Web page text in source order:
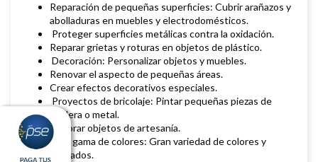
Reparación de pequeñas superficies: Cubrir arañazos y
abolladuras en muebles y electrodomésticos.
Proteger superficies metálicas contra la oxidación.
Reparar grietas y roturas en objetos de plástico.
Decoración: Personalizar objetos y muebles.
Renovar el aspecto de pequeñas áreas.
Crear efectos decorativos especiales.
Proyectos de bricolaje: Pintar pequeñas piezas de
madera o metal.
Decorar objetos de artesanía.
Alta gama de colores: Gran variedad de colores y
acabados.